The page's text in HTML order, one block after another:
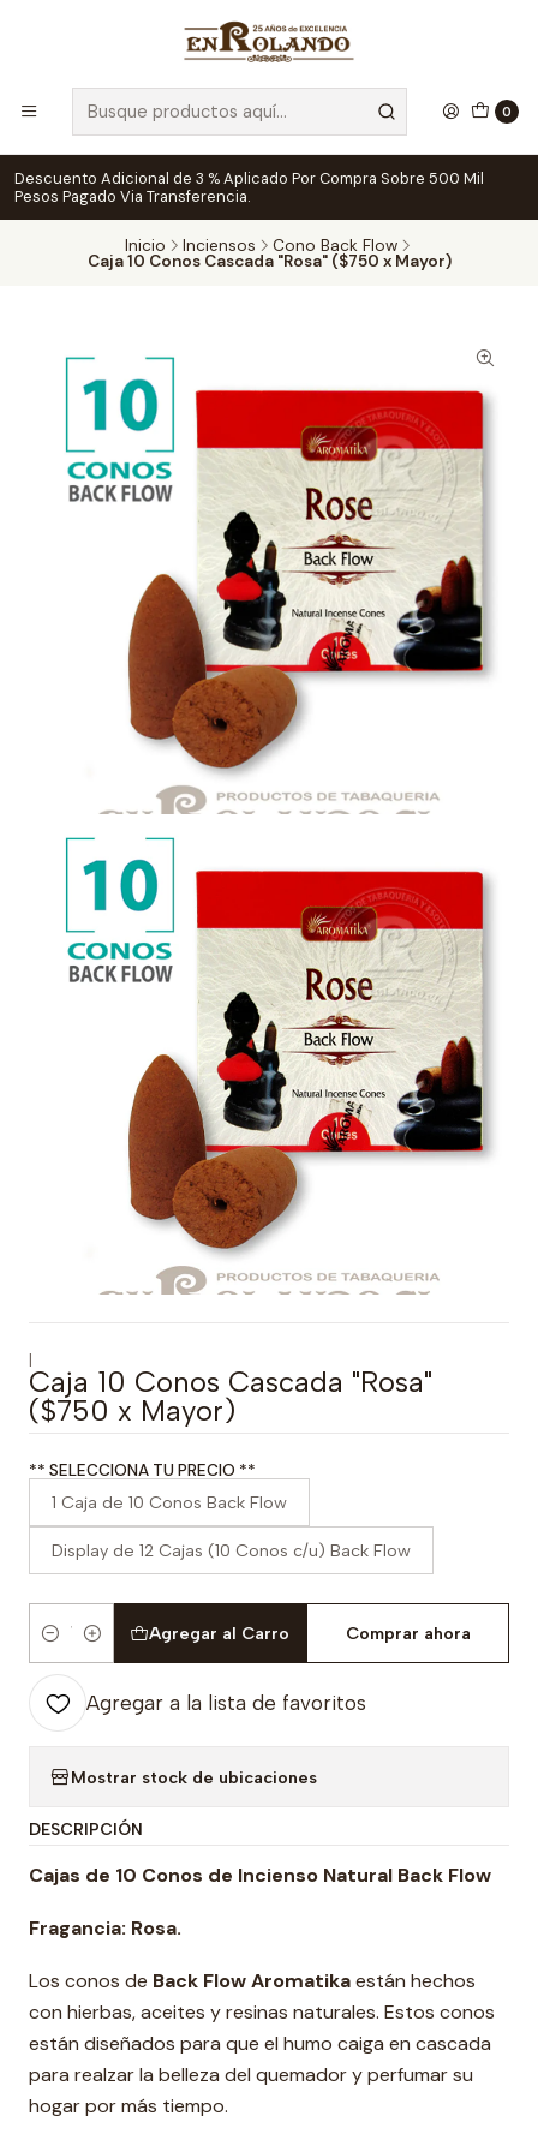
0
Descuento Adicional de 3 % Aplicado Por Compra Sobre 500 Mil
Pesos Pagado Via Transferencia.
Inicio Inciensos Cono Back Flow
Caja 10 Conos Cascada "Rosa" ($750 x Mayor)
|
Caja 10 Conos Cascada "Rosa"
($750 x Mayor)
** SELECCIONA TU PRECIO **
1 Caja de 10 Conos Back Flow
Display de 12 Cajas (10 Conos c/u) Back Flow
Cantidad
Agregar al Carro Comprar ahora
Agregar a la lista de favoritos
Mostrar stock de ubicaciones
DESCRIPCIÓN
Cajas de 10 Conos de Incienso Natural Back Flow
Fragancia: Rosa.
Los conos de Back Flow Aromatikaestán hechos
con hierbas, aceites y resinas naturales. Estos conos
están diseñados para que el humo caiga en cascada
para realzar la belleza del quemador y perfumar su
hogar por más tiempo.